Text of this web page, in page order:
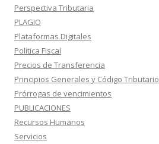
Perspectiva Tributaria
PLAGIO
Plataformas Digitales
Política Fiscal
Precios de Transferencia
Principios Generales y Código Tributario
Prórrogas de vencimientos
PUBLICACIONES
Recursos Humanos
Servicios